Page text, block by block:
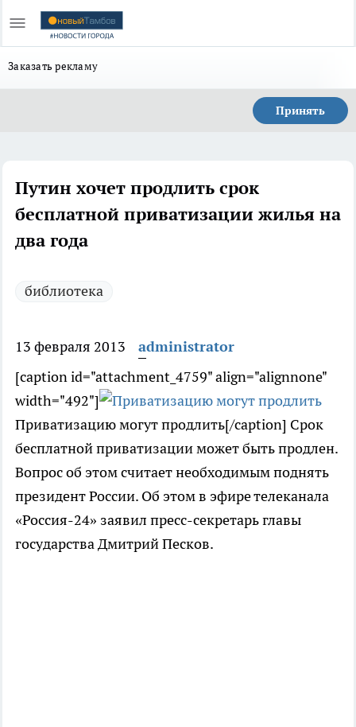
Заказать рекламу
Принять
Путин хочет продлить срок
бесплатной приватизации жилья на
два года
библиотека
13 февраля 2013
administrator
[caption id="attachment_4759" align="alignnone"
width="492"]
Приватизацию могут продлить[/caption] Срок
бесплатной приватизации может быть продлен.
Вопрос об этом считает необходимым поднять
президент России. Об этом в эфире телеканала
«Россия-24» заявил пресс-секретарь главы
государства Дмитрий Песков.